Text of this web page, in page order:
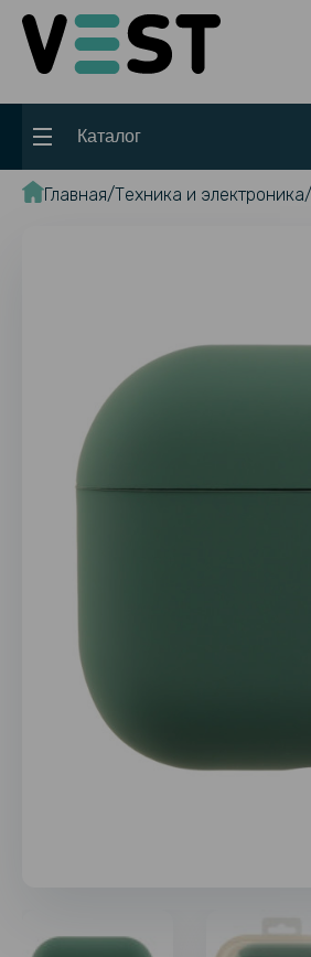
Каталог
Главная Техника и электроника